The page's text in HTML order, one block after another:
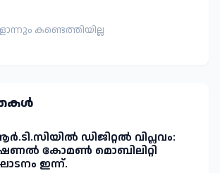
കണ്ടെത്തിയില്ല
ഡിജിറ്റൽ വിപ്ലവം:
കോമൺ മൊബിലിറ്റി
ഇന്ന്.